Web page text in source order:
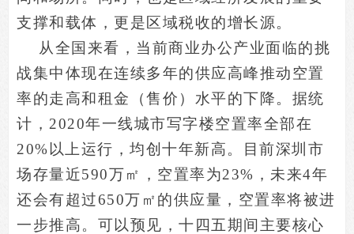
支撑和载体，更是区域税收的增长源。
从全国来看，当前商业办公产业面临的挑
战集中体现在连续多年的供应高峰推动空置
率的走高和租金（售价）水平的下降。据统
计 ， 2020年一线城市写字楼空置率全部在
20%以上运行，均创十年新高。
目前深圳市
场存量近590万㎡
，空置率为23%，未来4年
还会有超过650万 ㎡ 的供应量，空置率将被进
一步推高。可以预见，十四五期间主要核心